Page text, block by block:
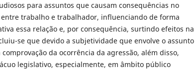
para assuntos que causam consequências no
trabalho e trabalhador, influenciando de forma
essa relação e, por consequência, surtindo efeitos na
se que devido a subjetividade que envolve o assunto
da ocorrência da agressão, além disso,
legislativo, especialmente, em âmbito público